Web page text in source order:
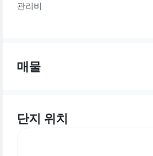
관리비
매물
단지 위치